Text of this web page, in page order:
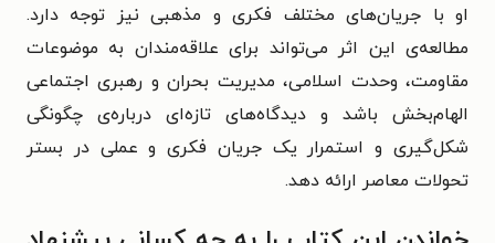
او با جریان‌های مختلف فکری و مذهبی نیز توجه دارد.
مطالعه‌ی این اثر می‌تواند برای علاقه‌مندان به موضوعات
مقاومت، وحدت اسلامی، مدیریت بحران و رهبری اجتماعی
الهام‌بخش باشد و دیدگاه‌های تازه‌ای درباره‌ی چگونگی
شکل‌گیری و استمرار یک جریان فکری و عملی در بستر
تحولات معاصر ارائه دهد.